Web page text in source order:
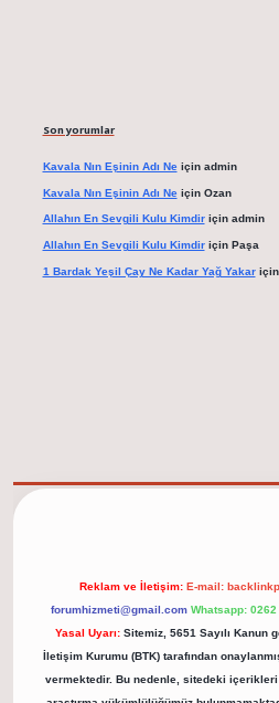
Son yorumlar
Kavala Nın Eşinin Adı Neiçin admin
Kavala Nın Eşinin Adı Neiçin Ozan
Allahın En Sevgili Kulu Kimdiriçin admin
Allahın En Sevgili Kulu Kimdiriçin Paşa
1 Bardak Yeşil Çay Ne Kadar Yağ Yakariçin
Reklam ve İletişim: E-mail:
forumhizmeti@gmail.com Whatsapp:
Yasal Uyarı: Sitemiz, 5651 Sayılı Kanun
İletişim Kurumu (BTK) tarafından
vermektedir. Bu nedenle, sitedeki